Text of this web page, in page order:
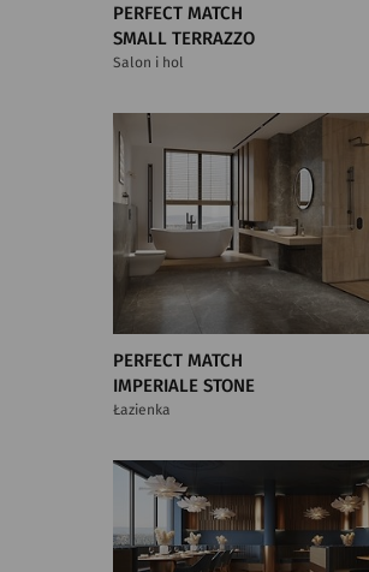
PERFECT MATCH
SMALL TERRAZZO
Salon i hol
PERFECT MATCH
IMPERIALE STONE
Łazienka